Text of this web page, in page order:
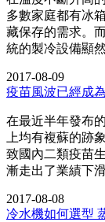
多數家庭都有冰
藏保存的需求。
統的製冷設備顯
2017-08-09
疫苗風波已經成
在最近半年發布
上均有複蘇的跡
致國內二類疫苗
漸走出了業績下
2017-08-08
冷水機如何選型